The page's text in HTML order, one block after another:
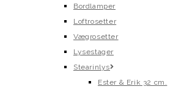
Bordlamper
Loftrosetter
Vægrosetter
Lysestager
Stearinlys
Ester & Erik 32 cm.